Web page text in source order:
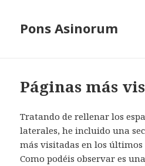
Pons Asinorum
Páginas más
Tratando de rellenar los
laterales, he incluido una
más visitadas en los últimos
Como podéis observar es